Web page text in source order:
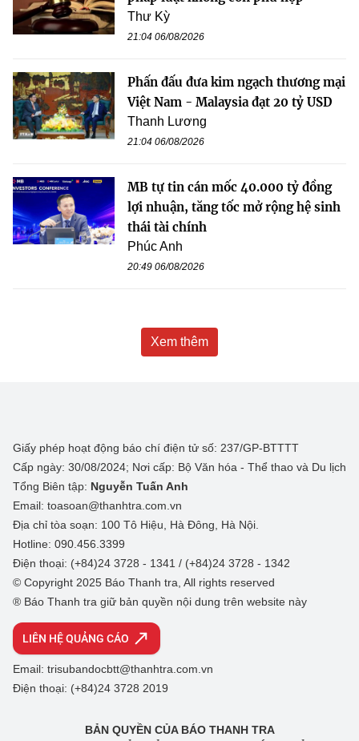
Thư Kỳ
21:04 06/08/2026
Phấn đấu đưa kim ngạch thương mại
Việt Nam - Malaysia đạt 20 tỷ USD
Thanh Lương
21:04 06/08/2026
MB tự tin cán mốc 40.000 tỷ đồng
lợi nhuận, tăng tốc mở rộng hệ sinh
thái tài chính
Phúc Anh
20:49 06/08/2026
Xem thêm
Giấy phép hoạt động báo chí điện tử số: 237/GP-BTTTT
Cấp ngày: 30/08/2024; Nơi cấp: Bộ Văn hóa - Thể thao và Du lịch
Tổng Biên tập: Nguyễn Tuấn Anh
Email: toasoan@thanhtra.com.vn
Địa chỉ tòa soạn: 100 Tô Hiệu, Hà Đông, Hà Nội.
Hotline: 090.456.3399
Điện thoại: (+84)24 3728 - 1341 / (+84)24 3728 - 1342
© Copyright 2025 Báo Thanh tra, All rights reserved
® Báo Thanh tra giữ bản quyền nội dung trên website này
LIÊN HỆ QUẢNG CÁO
Email: trisubandocbtt@thanhtra.com.vn
Điện thoại: (+84)24 3728 2019
BẢN QUYỀN CỦA BÁO THANH TRA